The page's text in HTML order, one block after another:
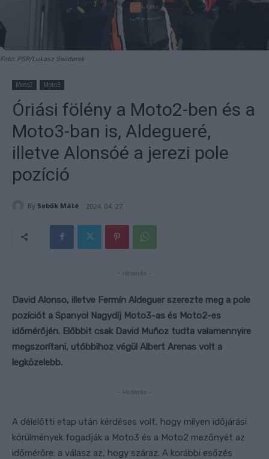
Fotó: PSP/Lukasz Swiderek
Moto2 Moto3
Óriási fölény a Moto2-ben és a
Moto3-ban is, Aldegueré,
illetve Alonsóé a jerezi pole
pozíció
By Sebők Máté 2024. 04. 27.
- Hirdetés -
David Alonso, illetve Fermín Aldeguer szerezte meg a pole
pozíciót a Spanyol Nagydíj Moto3-as és Moto2-es
időmérőjén. Előbbit csak David Muñoz tudta valamennyire
megszorítani, utóbbihoz végül Albert Arenas volt a
legközelebb.
- Hirdetés -
A délelőtti etap után kérdéses volt, hogy milyen időjárási
körülmények fogadják a Moto3 és a Moto2 mezőnyét az
időmérőre: a válasz az, hogy száraz. A korábbi esőzés